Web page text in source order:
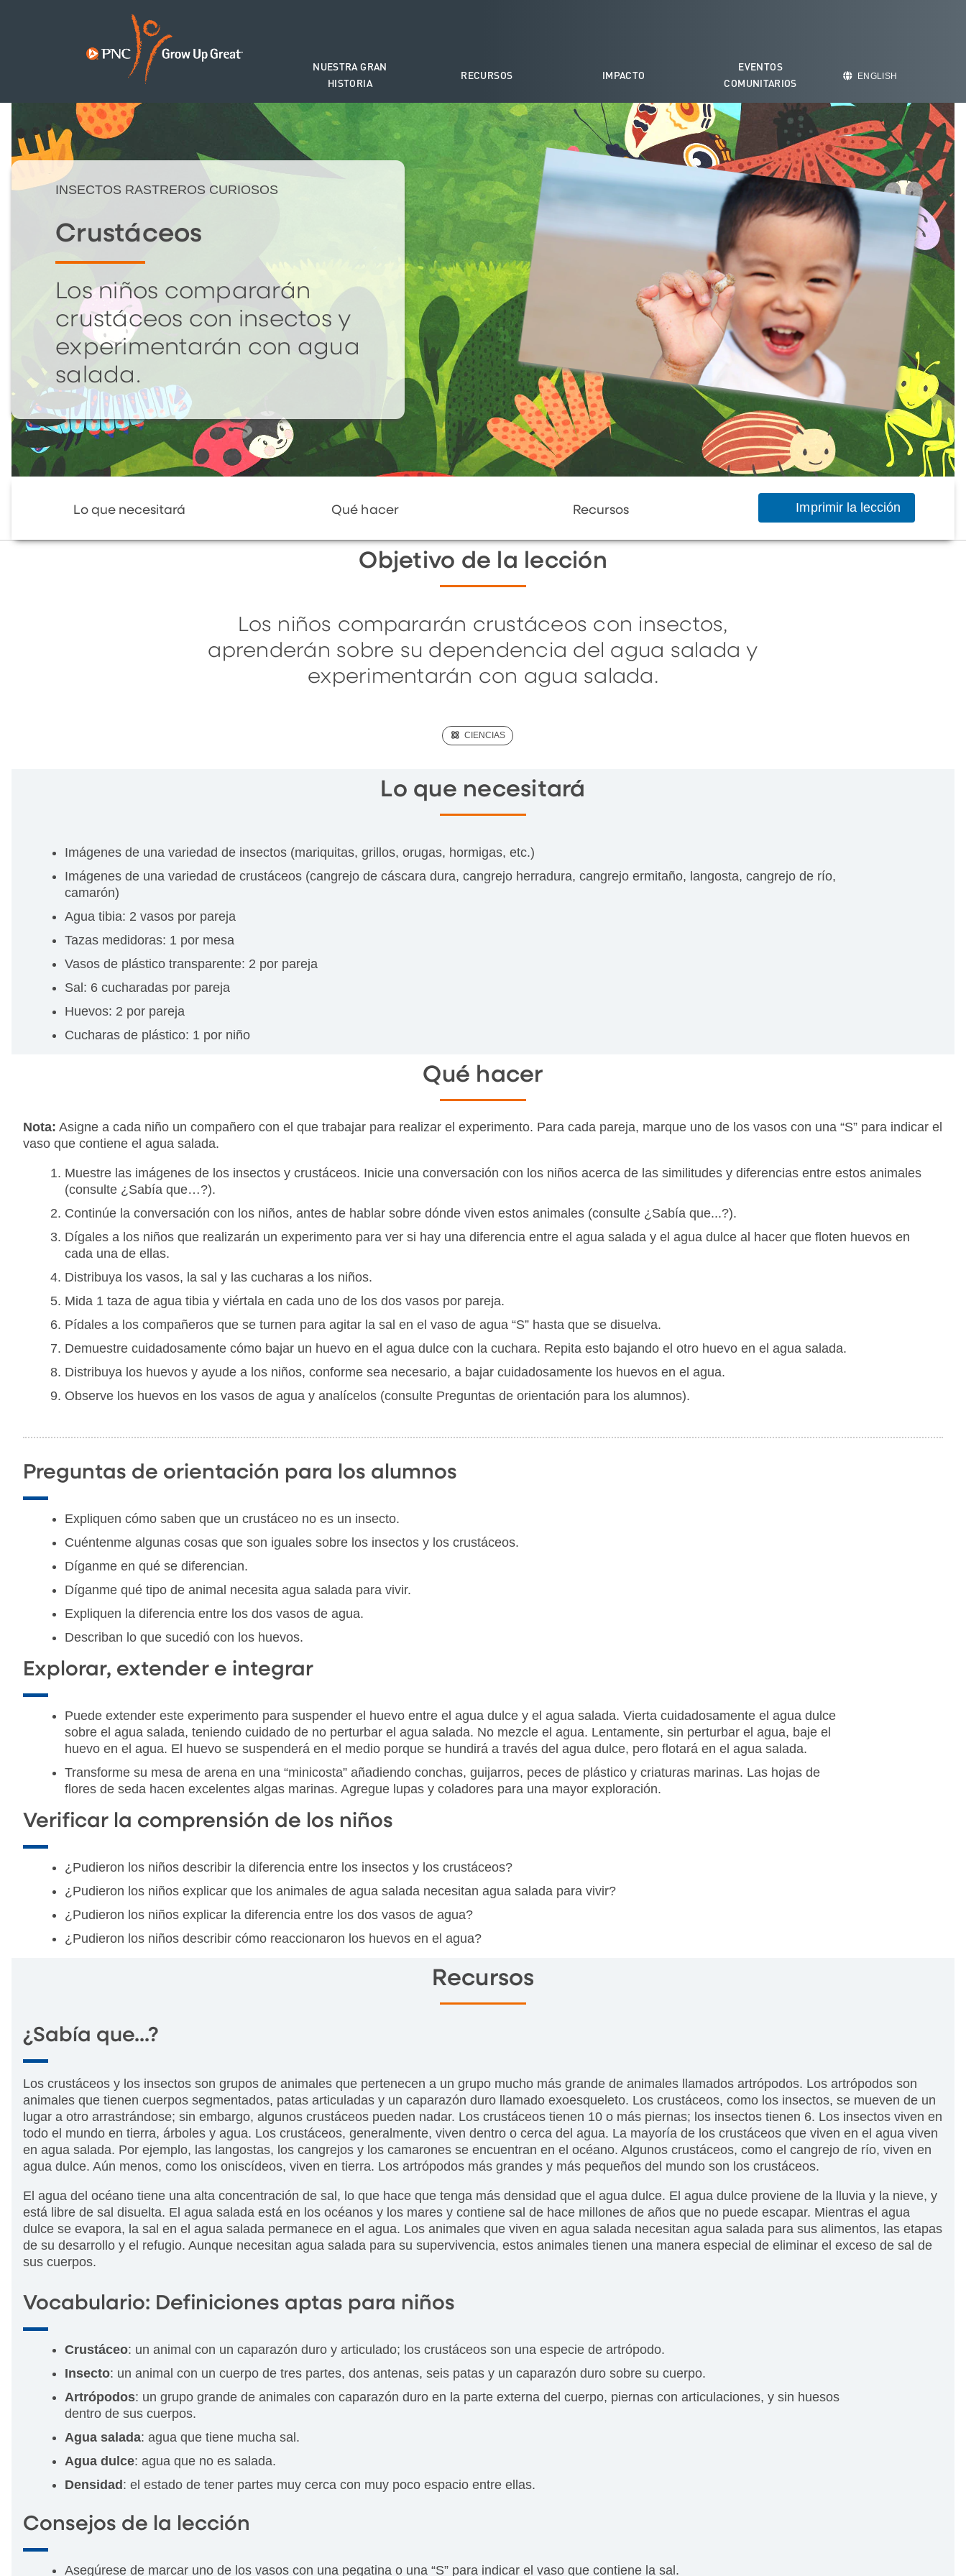
NUESTRA GRAN
HISTORIA
RECURSOS IMPACTO
EVENTOS
COMUNITARIOS
ENGLISH
INSECTOS RASTREROS CURIOSOS
Crustáceos
Los niños compararán
crustáceos con insectos y
experimentarán con agua
salada.
Lo que necesitará Qué hacer Recursos Imprimir la lección
Objetivo de la lección
Los niños compararán crustáceos con insectos,
aprenderán sobre su dependencia del agua salada y
experimentarán con agua salada.
(SCIENCE)
CIENCIAS
Lo que necesitará
Imágenes de una variedad de insectos (mariquitas, grillos, orugas, hormigas, etc.)
Imágenes de una variedad de crustáceos (cangrejo de cáscara dura, cangrejo herradura, cangrejo ermitaño, langosta, cangrejo de río,
camarón)
Agua tibia: 2 vasos por pareja
Tazas medidoras: 1 por mesa
Vasos de plástico transparente: 2 por pareja
Sal: 6 cucharadas por pareja
Huevos: 2 por pareja
Cucharas de plástico: 1 por niño
Qué hacer
Nota: Asigne a cada niño un compañero con el que trabajar para realizar el experimento. Para cada pareja, marque uno de los vasos con una “S” para indicar el
vaso que contiene el agua salada.
Muestre las imágenes de los insectos y crustáceos. Inicie una conversación con los niños acerca de las similitudes y diferencias entre estos animales
(consulte ¿Sabía que…?).
Continúe la conversación con los niños, antes de hablar sobre dónde viven estos animales (consulte ¿Sabía que...?).
Dígales a los niños que realizarán un experimento para ver si hay una diferencia entre el agua salada y el agua dulce al hacer que floten huevos en
cada una de ellas.
Distribuya los vasos, la sal y las cucharas a los niños.
Mida 1 taza de agua tibia y viértala en cada uno de los dos vasos por pareja.
Pídales a los compañeros que se turnen para agitar la sal en el vaso de agua “S” hasta que se disuelva.
Demuestre cuidadosamente cómo bajar un huevo en el agua dulce con la cuchara. Repita esto bajando el otro huevo en el agua salada.
Distribuya los huevos y ayude a los niños, conforme sea necesario, a bajar cuidadosamente los huevos en el agua.
Observe los huevos en los vasos de agua y analícelos (consulte Preguntas de orientación para los alumnos).
Preguntas de orientación para los alumnos
Expliquen cómo saben que un crustáceo no es un insecto.
Cuéntenme algunas cosas que son iguales sobre los insectos y los crustáceos.
Díganme en qué se diferencian.
Díganme qué tipo de animal necesita agua salada para vivir.
Expliquen la diferencia entre los dos vasos de agua.
Describan lo que sucedió con los huevos.
Explorar, extender e integrar
Puede extender este experimento para suspender el huevo entre el agua dulce y el agua salada. Vierta cuidadosamente el agua dulce
sobre el agua salada, teniendo cuidado de no perturbar el agua salada. No mezcle el agua. Lentamente, sin perturbar el agua, baje el
huevo en el agua. El huevo se suspenderá en el medio porque se hundirá a través del agua dulce, pero flotará en el agua salada.
Transforme su mesa de arena en una “minicosta” añadiendo conchas, guijarros, peces de plástico y criaturas marinas. Las hojas de
flores de seda hacen excelentes algas marinas. Agregue lupas y coladores para una mayor exploración.
Verificar la comprensión de los niños
¿Pudieron los niños describir la diferencia entre los insectos y los crustáceos?
¿Pudieron los niños explicar que los animales de agua salada necesitan agua salada para vivir?
¿Pudieron los niños explicar la diferencia entre los dos vasos de agua?
¿Pudieron los niños describir cómo reaccionaron los huevos en el agua?
Recursos
¿Sabía que...?
Los crustáceos y los insectos son grupos de animales que pertenecen a un grupo mucho más grande de animales llamados artrópodos. Los artrópodos son
animales que tienen cuerpos segmentados, patas articuladas y un caparazón duro llamado exoesqueleto. Los crustáceos, como los insectos, se mueven de un
lugar a otro arrastrándose; sin embargo, algunos crustáceos pueden nadar. Los crustáceos tienen 10 o más piernas; los insectos tienen 6. Los insectos viven en
todo el mundo en tierra, árboles y agua. Los crustáceos, generalmente, viven dentro o cerca del agua. La mayoría de los crustáceos que viven en el agua viven
en agua salada. Por ejemplo, las langostas, los cangrejos y los camarones se encuentran en el océano. Algunos crustáceos, como el cangrejo de río, viven en
agua dulce. Aún menos, como los oniscídeos, viven en tierra. Los artrópodos más grandes y más pequeños del mundo son los crustáceos.
El agua del océano tiene una alta concentración de sal, lo que hace que tenga más densidad que el agua dulce. El agua dulce proviene de la lluvia y la nieve, y
está libre de sal disuelta. El agua salada está en los océanos y los mares y contiene sal de hace millones de años que no puede escapar. Mientras el agua
dulce se evapora, la sal en el agua salada permanece en el agua. Los animales que viven en agua salada necesitan agua salada para sus alimentos, las etapas
de su desarrollo y el refugio. Aunque necesitan agua salada para su supervivencia, estos animales tienen una manera especial de eliminar el exceso de sal de
sus cuerpos.
Vocabulario: Definiciones aptas para niños
Crustáceo: un animal con un caparazón duro y articulado; los crustáceos son una especie de artrópodo.
Insecto: un animal con un cuerpo de tres partes, dos antenas, seis patas y un caparazón duro sobre su cuerpo.
Artrópodos: un grupo grande de animales con caparazón duro en la parte externa del cuerpo, piernas con articulaciones, y sin huesos
dentro de sus cuerpos.
Agua salada: agua que tiene mucha sal.
Agua dulce: agua que no es salada.
Densidad: el estado de tener partes muy cerca con muy poco espacio entre ellas.
Consejos de la lección
Asegúrese de marcar uno de los vasos con una pegatina o una “S” para indicar el vaso que contiene la sal.